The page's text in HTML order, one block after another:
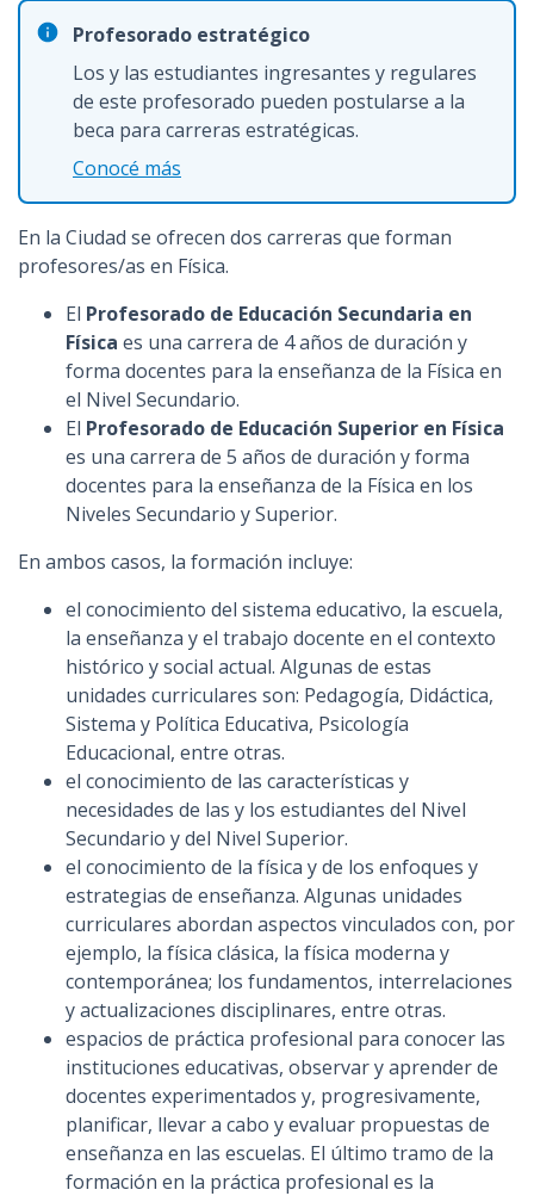
Profesorado estratégico
Los y las estudiantes ingresantes y regulares
de este profesorado pueden postularse a la
beca para carreras estratégicas.
Conocé más
En la Ciudad se ofrecen dos carreras que forman
profesores/as en Física.
El Profesorado de Educación Secundaria en
Física es una carrera de 4 años de duración y
forma docentes para la enseñanza de la Física en
el Nivel Secundario.
El Profesorado de Educación Superior en Física
es una carrera de 5 años de duración y forma
docentes para la enseñanza de la Física en los
Niveles Secundario y Superior.
En ambos casos, la formación incluye:
el conocimiento del sistema educativo, la escuela,
la enseñanza y el trabajo docente en el contexto
histórico y social actual. Algunas de estas
unidades curriculares son: Pedagogía, Didáctica,
Sistema y Política Educativa, Psicología
Educacional, entre otras.
el conocimiento de las características y
necesidades de las y los estudiantes del Nivel
Secundario y del Nivel Superior.
el conocimiento de la física y de los enfoques y
estrategias de enseñanza. Algunas unidades
curriculares abordan aspectos vinculados con, por
ejemplo, la física clásica, la física moderna y
contemporánea; los fundamentos, interrelaciones
y actualizaciones disciplinares, entre otras.
espacios de práctica profesional para conocer las
instituciones educativas, observar y aprender de
docentes experimentados y, progresivamente,
planificar, llevar a cabo y evaluar propuestas de
enseñanza en las escuelas. El último tramo de la
formación en la práctica profesional es la